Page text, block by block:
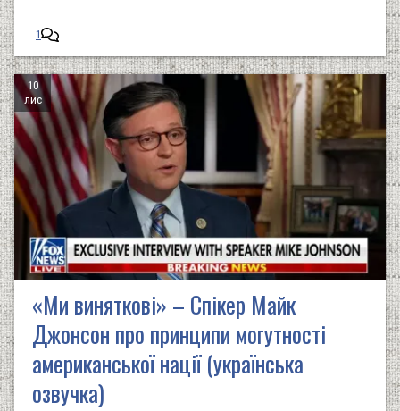
1
10
лис
«Ми виняткові» – Спікер Майк
Джонсон про принципи могутності
американської нації (українська
озвучка)